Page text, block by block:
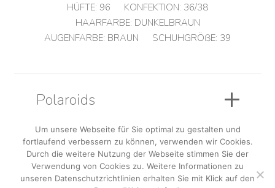
HÜFTE: 96 KONFEKTION: 36/38
HAARFARBE: DUNKELBRAUN
AUGENFARBE: BRAUN SCHUHGRÖßE: 39
Polaroids
Sedcard
Um unsere Webseite für Sie optimal zu gestalten und
fortlaufend verbessern zu können, verwenden wir Cookies.
Durch die weitere Nutzung der Webseite stimmen Sie der
Verwendung von Cookies zu. Weitere Informationen zu
unseren Datenschutzrichtlinien erhalten Sie mit Klick auf den